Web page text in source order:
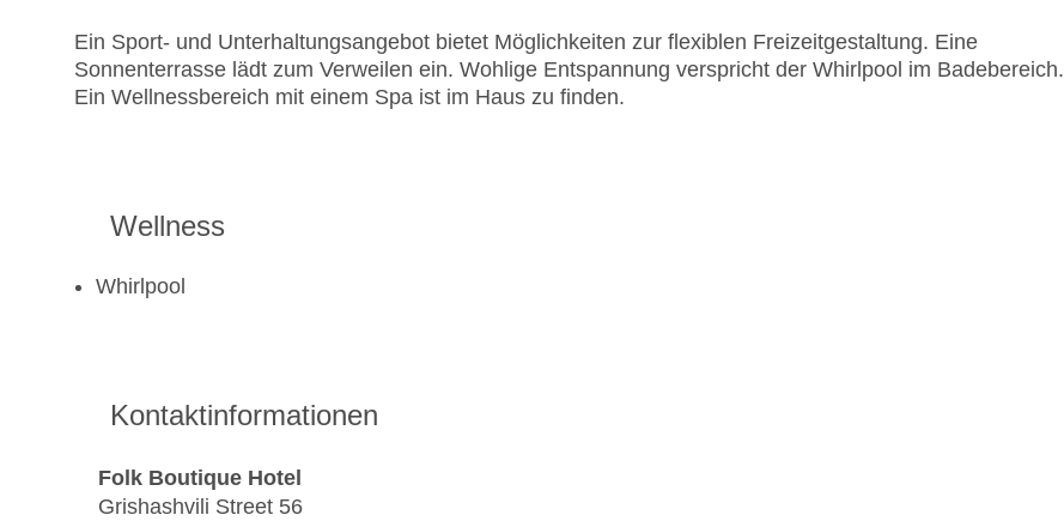
Ein Sport- und Unterhaltungsangebot bietet Möglichkeiten zur flexiblen Freizeitgestaltung. Eine
Sonnenterrasse lädt zum Verweilen ein. Wohlige Entspannung verspricht der Whirlpool im Badebereich.
Ein Wellnessbereich mit einem Spa ist im Haus zu finden.
Wellness
Whirlpool
Kontaktinformationen
Folk Boutique Hotel
Grishashvili Street 56